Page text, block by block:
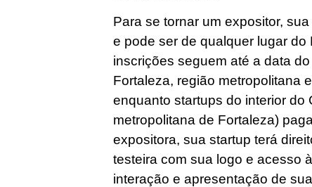
Para se tornar um expositor,
e pode ser de qualquer lugar do
inscrições seguem até a data
Fortaleza, região metropolitana
enquanto startups do interior do
metropolitana de Fortaleza)
expositora, sua startup terá
testeira com sua logo e acesso
interação e apresentação de